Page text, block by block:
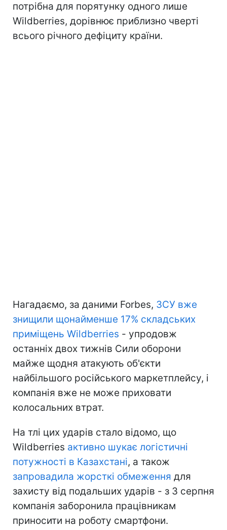
потрібна для порятунку одного лише
Wildberries, дорівнює приблизно чверті
всього річного дефіциту країни.
Нагадаємо, за даними Forbes, ЗСУ вже
знищили щонайменше 17% складських
приміщень Wildberries - упродовж
останніх двох тижнів Сили оборони
майже щодня атакують об'єкти
найбільшого російського маркетплейсу, і
компанія вже не може приховати
колосальних втрат.
На тлі цих ударів стало відомо, що
Wildberries активно шукає логістичні
потужності в Казахстані, а також
запровадила жорсткі обмеження для
захисту від подальших ударів - з 3 серпня
компанія заборонила працівникам
приносити на роботу смартфони.